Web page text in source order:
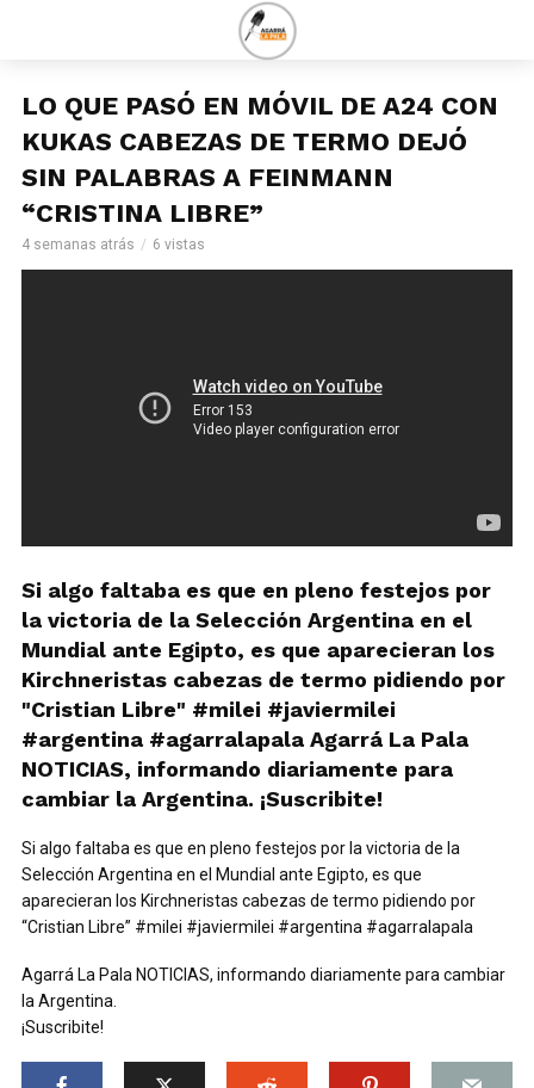
LO QUE PASÓ EN MÓVIL DE A24 CON
KUKAS CABEZAS DE TERMO DEJÓ
SIN PALABRAS A FEINMANN
“CRISTINA LIBRE”
4 semanas atrás 6 vistas
Si algo faltaba es que en pleno festejos por
la victoria de la Selección Argentina en el
Mundial ante Egipto, es que aparecieran los
Kirchneristas cabezas de termo pidiendo por
"Cristian Libre" #milei #javiermilei
#argentina #agarralapala Agarrá La Pala
NOTICIAS, informando diariamente para
cambiar la Argentina. ¡Suscribite!
Si algo faltaba es que en pleno festejos por la victoria de la
Selección Argentina en el Mundial ante Egipto, es que
aparecieran los Kirchneristas cabezas de termo pidiendo por
“Cristian Libre” #milei #javiermilei #argentina #agarralapala
Agarrá La Pala NOTICIAS, informando diariamente para cambiar
la Argentina.
¡Suscribite!